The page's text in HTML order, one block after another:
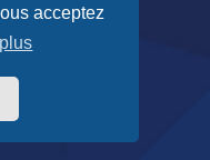
acceptez